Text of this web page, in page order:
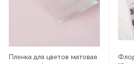
Пленка для цветов матовая